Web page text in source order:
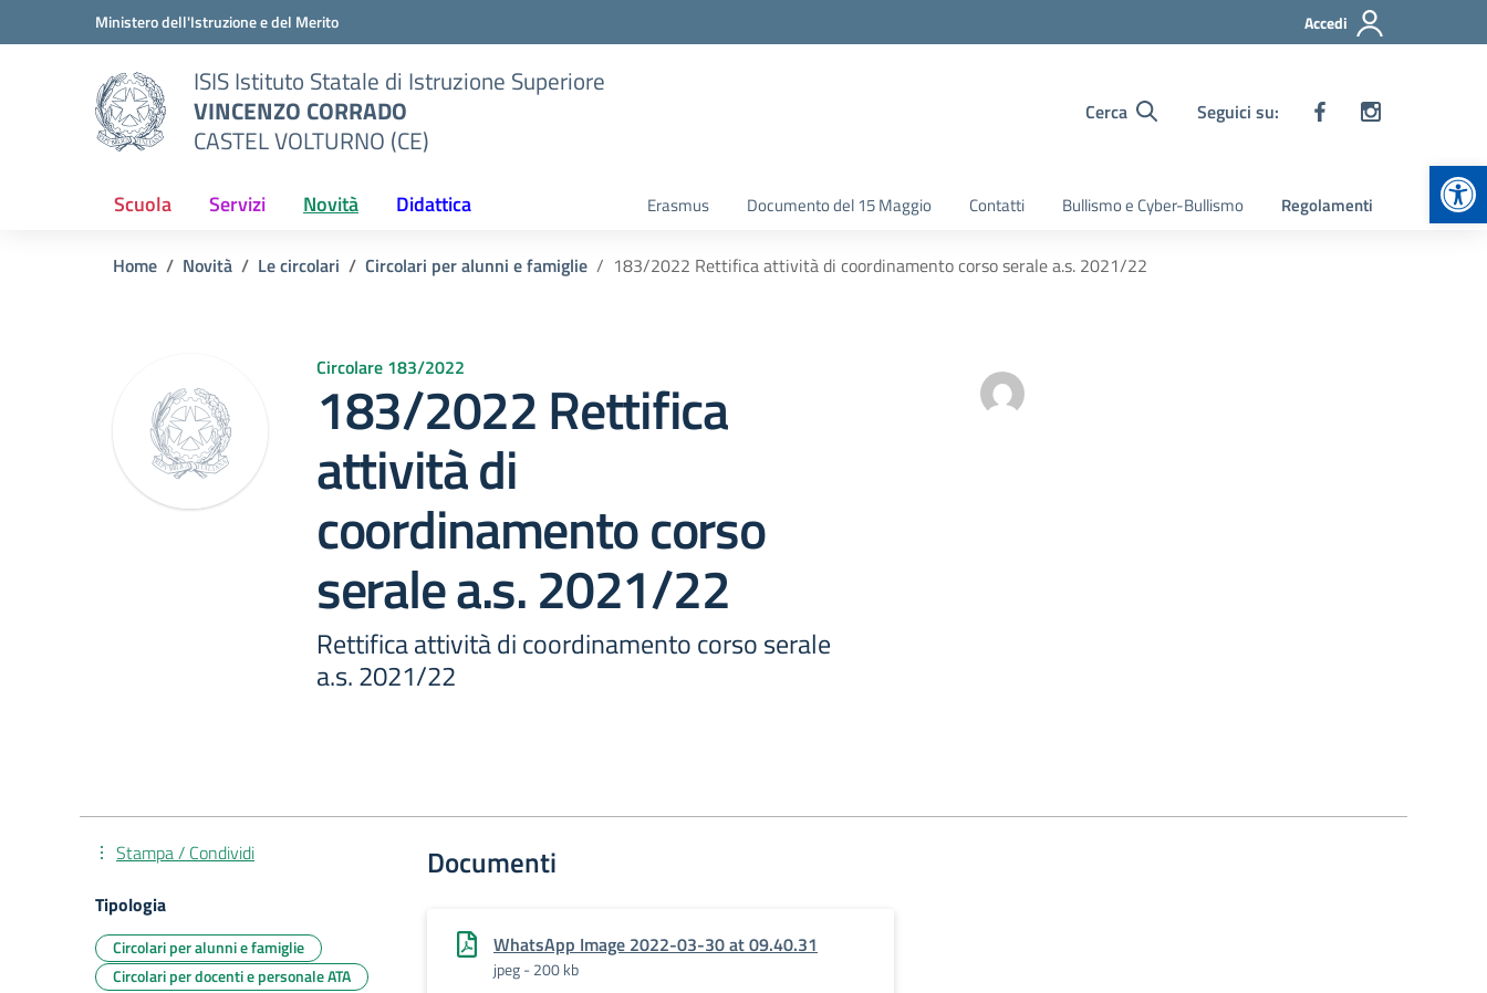
Vai ai contenuti
Vai al menu di navigazioneMinistero dell'Istruzione e del Merito Accedi
ISIS Istituto Statale di Istruzione Superiore
VINCENZO CORRADO
CASTEL VOLTURNO (CE)
Cerca Seguici su:
Scuola Servizi Novità Didattica Erasmus Documento del 15 Maggio Contatti Bullismo e Cyber-Bullismo Regolamenti
Home Novità Le circolari Circolari per alunni e famiglie 183/2022 Rettifica attività di coordinamento corso serale a.s. 2021/22
Circolare 183/2022
183/2022 Rettifica
attività di
coordinamento corso
serale a.s. 2021/22
Rettifica attività di coordinamento corso serale
a.s. 2021/22
Documenti
WhatsApp Image 2022-03-30 at 09.40.31
jpeg - 200 kb
Stampa / Condividi
Tipologia
Circolari per alunni e famiglie
Circolari per docenti e personale ATA